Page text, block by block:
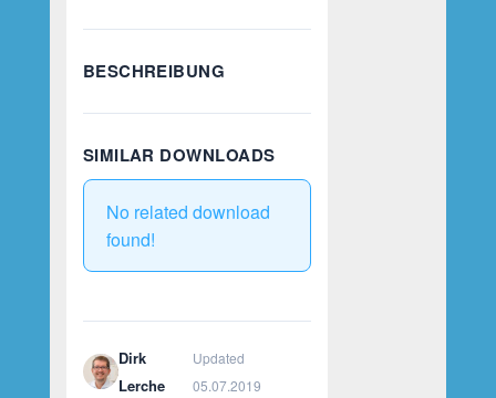
BESCHREIBUNG
SIMILAR DOWNLOADS
No related download
found!
Dirk
Lerche
Updated
05.07.2019